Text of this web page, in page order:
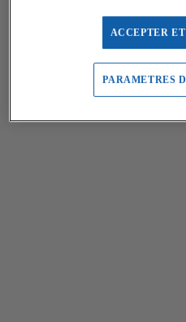
ACCEPTER
PARAMETRES